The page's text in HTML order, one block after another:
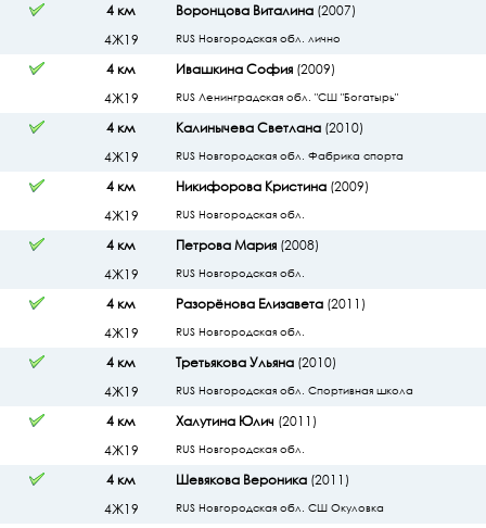
4 км
4Ж19
Воронцова Виталина(2007)
RUS Новгородская обл. лично
4 км
4Ж19
Ивашкина София(2009)
RUS Ленинградская обл. "СШ "Богатырь"
4 км
4Ж19
Калинычева Светлана(2010)
RUS Новгородская обл. Фабрика спорта
4 км
4Ж19
Никифорова Кристина(2009)
RUS Новгородская обл.
4 км
4Ж19
Петрова Мария(2008)
RUS Новгородская обл.
4 км
4Ж19
Разорёнова Елизавета(2011)
RUS Новгородская обл.
4 км
4Ж19
Третьякова Ульяна(2010)
RUS Новгородская обл. Спортивная школа
4 км
4Ж19
Халутина Юлич (2011)
RUS Новгородская обл.
4 км
4Ж19
Шевякова Вероника(2011)
RUS Новгородская обл. СШ Окуловка